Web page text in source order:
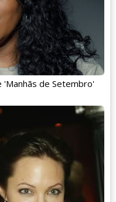
de Setembro'